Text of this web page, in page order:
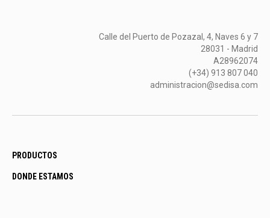
Calle del Puerto de Pozazal, 4, Naves 6 y 7
28031 - Madrid
A28962074
(+34) 913 807 040
administracion@sedisa.com
PRODUCTOS
DONDE ESTAMOS